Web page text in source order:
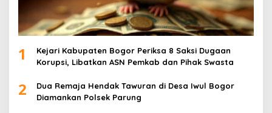
1
Kejari Kabupaten Bogor Periksa 8 Saksi Dugaan
Korupsi, Libatkan ASN Pemkab dan Pihak Swasta
2
Dua Remaja Hendak Tawuran di Desa Iwul Bogor
Diamankan Polsek Parung